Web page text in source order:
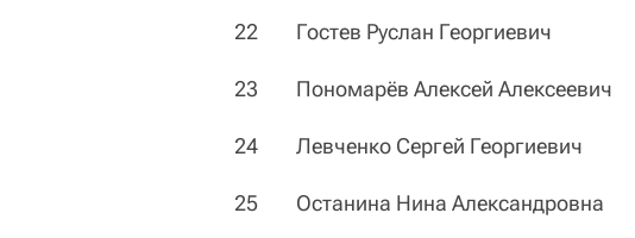
22 Гостев Руслан Георгиевич
23 Пономарёв Алексей Алексеевич
24 Левченко Сергей Георгиевич
25 Останина Нина Александровна